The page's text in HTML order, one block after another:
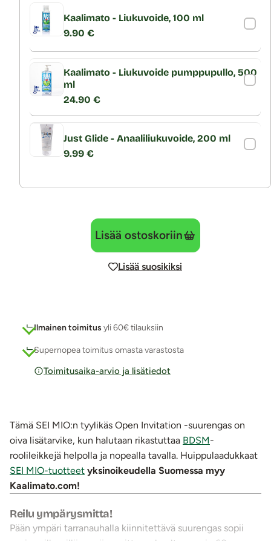
Kaalimato - Liukuvoide, 100 ml
9.90 €
Kaalimato - Liukuvoide pumppupullo, 500
ml
24.90 €
Just Glide - Anaaliliukuvoide, 200 ml
9.99 €
Lisää ostoskoriin
Lisää suosikiksi
Ilmainen toimitus yli 60€ tilauksiin
Supernopea toimitus omasta varastosta
Toimitusaika-arvio ja lisätiedot
Tämä SEI MIO:n tyylikäs Open Invitation -suurengas on
oiva lisätarvike, kun halutaan rikastuttaa BDSM-
roolileikkejä helpolla ja nopealla tavalla. Huippulaadukkaat
SEI MIO-tuotteet yksinoikeudella Suomessa myy
Kaalimato.com!
Reilu ympärysmitta!
Pään ympäri tarranauhalla kiinnitettävä suurengas sopii